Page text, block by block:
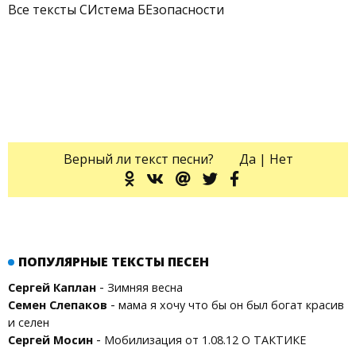
Все тексты СИстема БЕзопасности
Верный ли текст песни? Да | Нет
ПОПУЛЯРНЫЕ ТЕКСТЫ ПЕСЕН
Сергей Каплан - Зимняя весна
Семен Слепаков - мама я хочу что бы он был богат красив
и селен
Сергей Мосин - Мобилизация от 1.08.12 О ТАКТИКЕ